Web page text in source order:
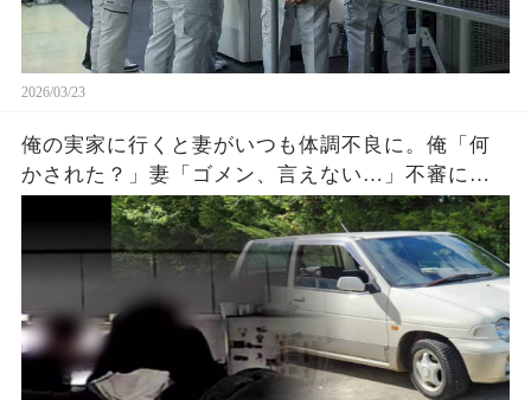
2026/03/23
俺の実家に行くと妻がいつも体調不良に。俺「何
かされた？」妻「ゴメン、言えない…」不審に思
い車にカメラを仕掛け、母を連れて出掛けてみる